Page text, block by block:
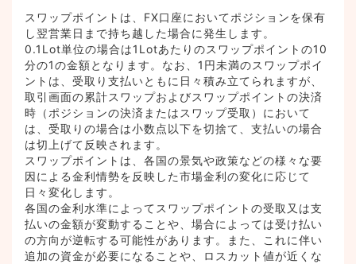
スワップポイントは、FX口座においてポジションを保有
し翌営業日まで持ち越した場合に発生します。
0.1Lot単位の場合は1Lotあたりのスワップポイントの10
分の1の金額となります。なお、1円未満のスワップポイ
ントは、受取り支払いともに日々積み立てられますが、
取引画面の累計スワップおよびスワップポイントの決済
時（ポジションの決済またはスワップ受取）において
は、受取りの場合は小数点以下を切捨て、支払いの場合
は切上げて反映されます。
スワップポイントは、各国の景気や政策などの様々な要
因による金利情勢を反映した市場金利の変化に応じて
日々変化します。
各国の金利水準によってスワップポイントの受取又は支
払いの金額が変動することや、場合によっては受け払い
の方向が逆転する可能性があります。また、これに伴い
追加の資金が必要になることや、ロスカット値が近くな